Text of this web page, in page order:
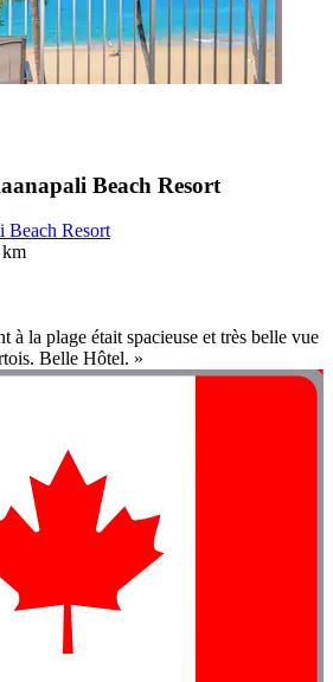
Beach Resort
Resort
km
à la plage était spacieuse et très belle vue
Belle Hôtel. »